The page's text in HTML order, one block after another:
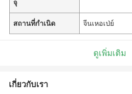
จุ
สถานที่กำเนิด จีนเหอเป่ย์
ดูเพิ่มเติม
เกี่ยวกับเรา